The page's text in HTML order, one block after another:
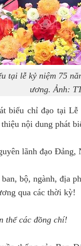
tại lễ kỷ niệm 75
ương. Ảnh:
biểu chỉ đạo tại
nội dung phát
lãnh đạo Đảng,
bộ, ngành, địa
qua các thời kỳ!
thể các đồng chí!